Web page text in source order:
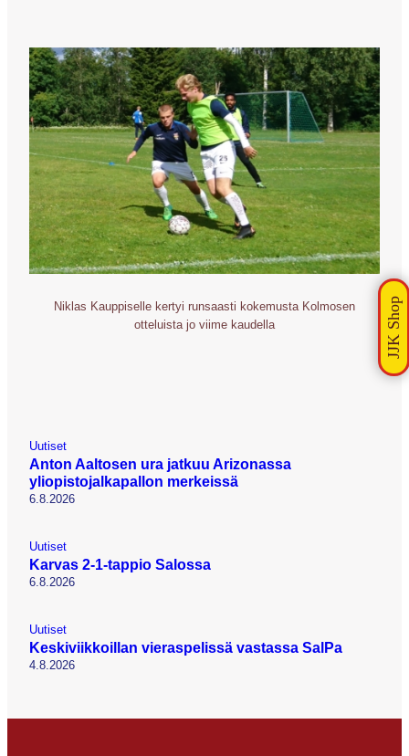
Niklas Kauppiselle kertyi runsaasti kokemusta Kolmosen
otteluista jo viime kaudella
Uutiset
Anton Aaltosen ura jatkuu Arizonassa
yliopistojalkapallon merkeissä
6.8.2026
Uutiset
Karvas 2-1-tappio Salossa
6.8.2026
Uutiset
Keskiviikkoillan vieraspelissä vastassa SalPa
4.8.2026